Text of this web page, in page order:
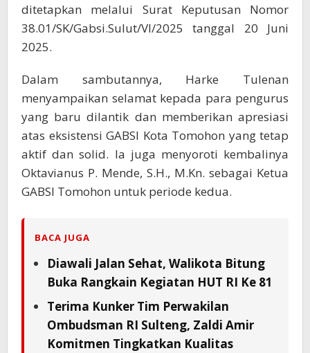
ditetapkan melalui Surat Keputusan Nomor
38.01/SK/Gabsi.Sulut/VI/2025 tanggal 20 Juni
2025.
Dalam sambutannya, Harke Tulenan
menyampaikan selamat kepada para pengurus
yang baru dilantik dan memberikan apresiasi
atas eksistensi GABSI Kota Tomohon yang tetap
aktif dan solid. Ia juga menyoroti kembalinya
Oktavianus P. Mende, S.H., M.Kn. sebagai Ketua
GABSI Tomohon untuk periode kedua.
BACA JUGA
Diawali Jalan Sehat, Walikota Bitung
Buka Rangkain Kegiatan HUT RI Ke 81
Terima Kunker Tim Perwakilan
Ombudsman RI Sulteng, Zaldi Amir
Komitmen Tingkatkan Kualitas